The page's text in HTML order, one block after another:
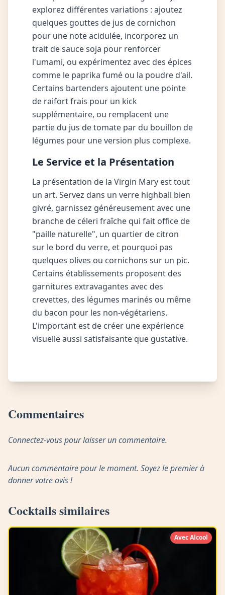
explorez différentes variations : ajoutez
quelques gouttes de jus de cornichon
pour une note acidulée, incorporez un
trait de sauce soja pour renforcer
l'umami, ou expérimentez avec des épices
comme le paprika fumé ou la poudre d'ail.
Certains bartenders ajoutent une pointe
de raifort frais pour un kick
supplémentaire, ou remplacent une
partie du jus de tomate par du bouillon de
légumes pour une version plus complexe.
Le Service et la Présentation
La présentation de la Virgin Mary est tout
un art. Servez dans un verre highball bien
givré, garnissez généreusement avec une
branche de céleri fraîche qui fait office de
"paille naturelle", un quartier de citron
sur le bord du verre, et pourquoi pas
quelques olives ou cornichons sur un pic.
Certains établissements proposent des
garnitures extravagantes avec des
crevettes, des légumes marinés ou même
du bacon pour les non-végétariens.
L'important est de créer une expérience
visuelle aussi satisfaisante que gustative.
Commentaires
Connectez-vous pour laisser un commentaire.
Aucun commentaire pour le moment. Soyez le premier à
donner votre avis !
Cocktails similaires
Avec Alcool